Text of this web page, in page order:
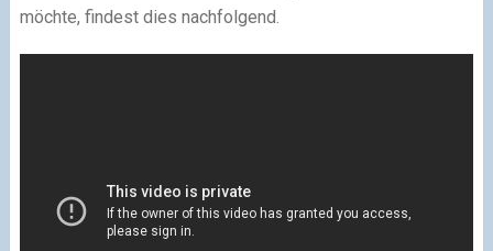
möchte, findest dies nachfolgend.